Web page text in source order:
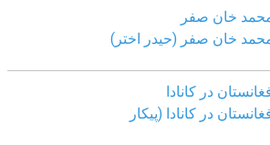
خان صفر
خان صفر (حیدر اختر)
در کانادا
در کانادا (پیکار